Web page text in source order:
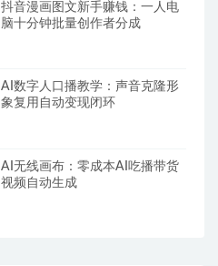
抖音漫画图文新手赚钱：一人电
脑十分钟批量创作者分成
AI数字人口播教学：声音克隆形
象复用自动变现闭环
AI无线画布：零成本AI吃播带货
视频自动生成